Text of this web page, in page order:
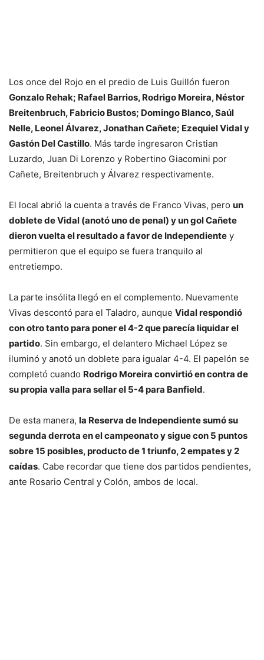
Los once del Rojo en el predio de Luis Guillón fueron
Gonzalo Rehak; Rafael Barrios, Rodrigo Moreira, Néstor
Breitenbruch, Fabricio Bustos; Domingo Blanco, Saúl
Nelle, Leonel Álvarez, Jonathan Cañete; Ezequiel Vidal y
Gastón Del Castillo. Más tarde ingresaron Cristian
Luzardo, Juan Di Lorenzo y Robertino Giacomini por
Cañete, Breitenbruch y Álvarez respectivamente.
El local abrió la cuenta a través de Franco Vivas, pero un
doblete de Vidal (anotó uno de penal) y un gol Cañete
dieron vuelta el resultado a favor de Independiente y
permitieron que el equipo se fuera tranquilo al
entretiempo.
La parte insólita llegó en el complemento. Nuevamente
Vivas descontó para el Taladro, aunque Vidal respondió
con otro tanto para poner el 4-2 que parecía liquidar el
partido. Sin embargo, el delantero Michael López se
iluminó y anotó un doblete para igualar 4-4. El papelón se
completó cuando Rodrigo Moreira convirtió en contra de
su propia valla para sellar el 5-4 para Banfield.
De esta manera, la Reserva de Independiente sumó su
segunda derrota en el campeonato y sigue con 5 puntos
sobre 15 posibles, producto de 1 triunfo, 2 empates y 2
caídas. Cabe recordar que tiene dos partidos pendientes,
ante Rosario Central y Colón, ambos de local.